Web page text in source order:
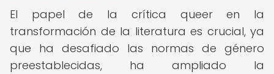
El papel de la crítica queer en la
transformación de la literatura es crucial, ya
que ha desafiado las normas de género
preestablecidas, ha ampliado la